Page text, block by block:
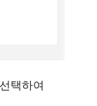
택하여